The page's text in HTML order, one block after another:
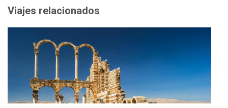
Viajes relacionados